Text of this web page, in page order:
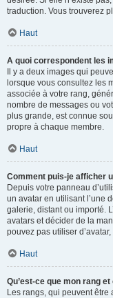
traduction. Vous trouverez
Haut
A quoi correspondent les
Il y a deux images qui
lorsque vous consultez les
associée à votre rang,
nombre de messages ou
plus grande, est connue
propre à chaque membre.
Haut
Comment puis-je afficher
Depuis votre panneau
un avatar en utilisant l’une
galerie, distant ou importé.
avatars et décider de la
pouvez pas utiliser
Haut
Qu’est-ce que mon rang
Les rangs, qui peuvent être